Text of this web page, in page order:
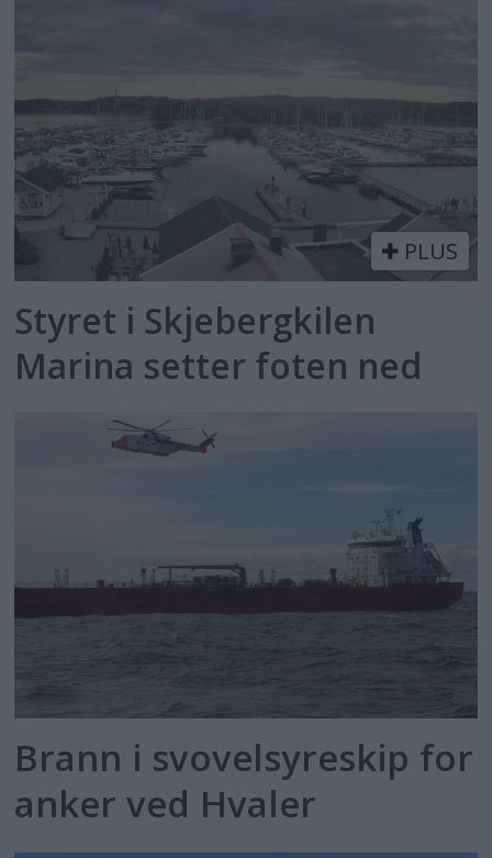
PLUS
Styret i Skjebergkilen
Marina setter foten ned
Brann i svovelsyreskip for
anker ved Hvaler